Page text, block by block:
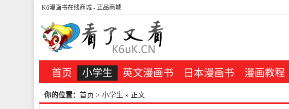
K6漫画书在线商城 - 正品商城
首页 小学生 英文漫画书 日本漫画书 漫画教程
你的位置： 首页 > 小学生 » 正文